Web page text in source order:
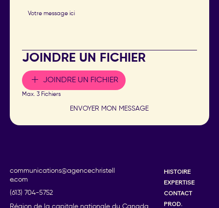
communications@agencechristell
e.com
(613) 704-5752
Région de la capitale nationale du Canada
HISTOIRE
EXPERTISE
CONTACT
PROD.
JOINDRE UN FICHIER
JOINDRE UN FICHIER
Max. 3 Fichiers
ENVOYER MON MESSAGE